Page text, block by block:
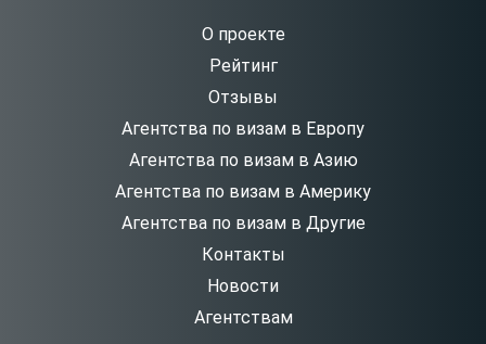
О проекте
Рейтинг
Отзывы
Агентства по визам в Европу
Агентства по визам в Азию
Агентства по визам в Америку
Агентства по визам в Другие
Контакты
Новости
Агентствам